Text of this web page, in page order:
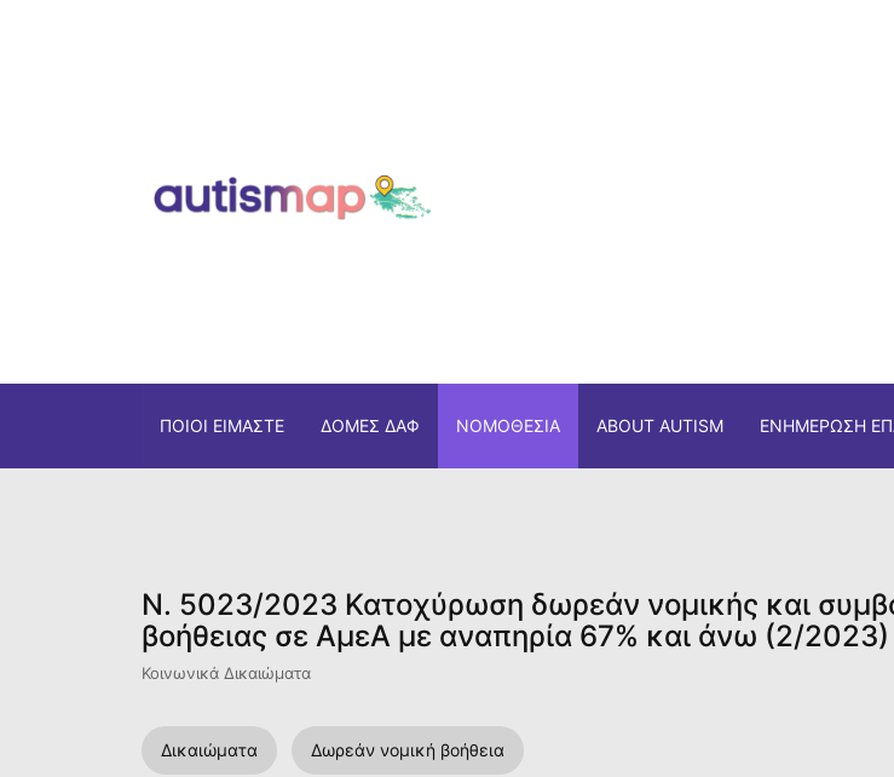
ΠΟΙΟΙ ΕΊΜΑΣΤΕ ΔΟΜΈΣ ΔΑΦ ΝΟΜΟΘΕΣΊΑ ABOUT AUTISM ΕΝΗΜΈΡΩΣΗ
N. 5023/2023 Κατοχύρωση δωρεάν νομικής και
βοήθειας σε ΑμεΑ με αναπηρία 67% και άνω (2/2023)
Κοινωνικά Δικαιώματα
Δικαιώματα
Δωρεάν νομική βοήθεια